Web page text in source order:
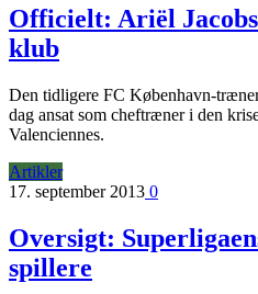
Officielt: Ariël
klub
Den tidligere FC København-
dag ansat som cheftræner i den
Valenciennes.
Artikler
17. september 2013 0
Oversigt:
spillere